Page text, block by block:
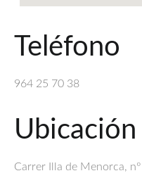
Teléfono
964 25 70 38
Ubicación
Carrer Illa de Menorca,